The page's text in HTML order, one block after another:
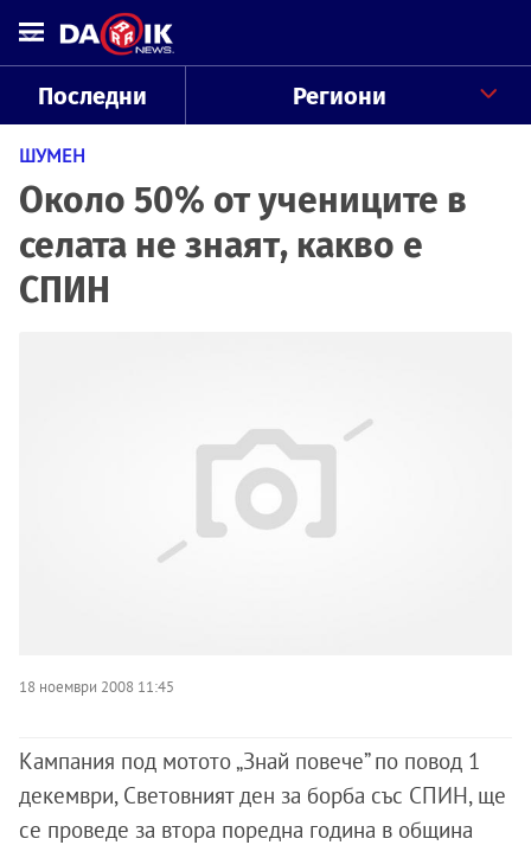
Последни Региони
ШУМЕН
Около 50% от учениците в
селата не знаят, какво е
СПИН
18 ноември 2008 11:45
Кампания под мотото „Знай повече” по повод 1
декември, Световният ден за борба със СПИН, ще
се проведе за втора поредна година в община